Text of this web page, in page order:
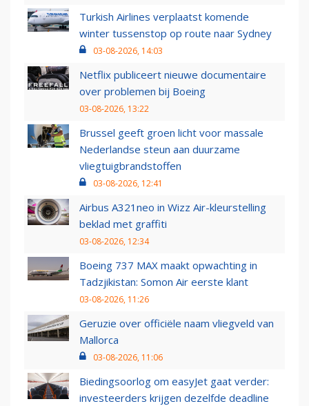
Turkish Airlines verplaatst komende
winter tussenstop op route naar Sydney
03-08-2026, 14:03
Netflix publiceert nieuwe documentaire
over problemen bij Boeing
03-08-2026, 13:22
Brussel geeft groen licht voor massale
Nederlandse steun aan duurzame
vliegtuigbrandstoffen
03-08-2026, 12:41
Airbus A321neo in Wizz Air-kleurstelling
beklad met graffiti
03-08-2026, 12:34
Boeing 737 MAX maakt opwachting in
Tadzjikistan: Somon Air eerste klant
03-08-2026, 11:26
Geruzie over officiële naam vliegveld van
Mallorca
03-08-2026, 11:06
Biedingsoorlog om easyJet gaat verder:
investeerders krijgen dezelfde deadline